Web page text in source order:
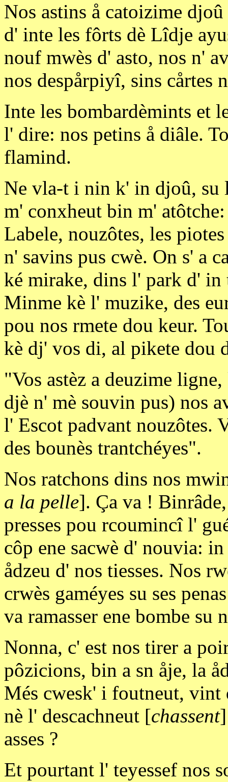
Nos astins å catoizime
d' inte les fôrts dè Lîdje
nouf mwès d' asto, nos n'
nos despårpiyî, sins cårtes
Inte les bombardèmints et
l' dire: nos petins å diâle.
flamind.
Ne vla-t i nin k' in djoû, su
m' conxheut bin m'
Labele, nouzôtes, les
n' savins pus cwè. On s' a
ké mirake, dins l' park d' in
Minme kè l' muzike, des
pou nos rmete dou keur.
kè dj' vos di, al pikete dou
"Vos astèz a deuzime
djè n' mè souvin pus) nos
l' Escot padvant nouzôtes.
des bounès trantchéyes".
Nos ratchons dins nos
a la pelle]. Ça va !
presses pou rcoumincî l'
côp ene sacwè d' nouvia:
ådzeu d' nos tiesses. Nos
crwès gaméyes su ses
va ramasser ene bombe su
Nonna, c' est nos tirer a
pôzicions, bin a sn åje, la
Més cwesk' i foutneut, vint
nè l' descachneut [chassent
asses ?
Et pourtant l' teyessef nos